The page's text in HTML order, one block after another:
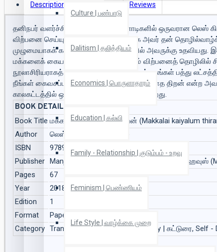
Culture | பண்பாடு
Dalitism | தலித்தியம்
Economics | பொருளாதாரம்
Education | கல்வி
Family - Relationship | குடும்பம் - உறவு
Feminism | பெண்ணியம்
Life Style | வாழ்க்கை முறை
Description Reviews
தனிநபர் வளர்ச்சித் துறையின் முன்னோடிகளில் ஒருவரான லெஸ்
விற்பனை செய்யும் ஒரு விற்பனையாளராக அவர் தன்
முழுமையாகக் கற்றுக் கொள்ள இத்தொழில் அவருக்கு
மக்களைக் கையாளும் கலையைப் பற்றியும் விற்பனைத் தொழிலில்
நூலாசிரியராகத் திகழ்ந்தார். அவருடைய புத்தகங்கள் பத்து
நீங்கள் கைவசப்படுத்த வேண்டிய இன்றியமையாத திறன் என்ற
காலகட்டத்தில் ஒரு புதிய அர்த்தத்தைப் பெறுகிறது.
BOOK DETAILS
Book Title மக்களைக் கையாளும் திறன் (Makkalai kaiyalum
Author
லெஸ் ஜிப்லின் (Les Jiplin)
ISBN
9789387383388
Publisher Manjul Publishing House | மஞ்சுள் பப்ளிசிங் ஹவுஸ்
Pages
67
Year
2018
Edition
1
Format
Paper Back
Category Translation | மொழிபெயர்ப்பு, Essay | கட்டுரை, Self